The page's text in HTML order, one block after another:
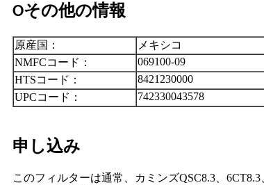
Oその他の情報
原産国：
メキシコ
NMFCコード：
069100-09
HTSコード：
8421230000
UPCコード：
742330043578
申し込み
このフィルターは通常、カミンズQSC8.3、